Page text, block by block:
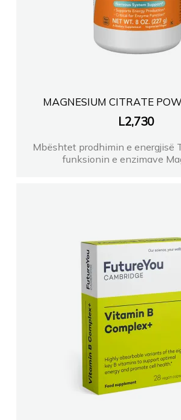
MAGNESIUM CITRATE
L2,730
Mbështet prodhimin e energjisë
funksionin e enzimave